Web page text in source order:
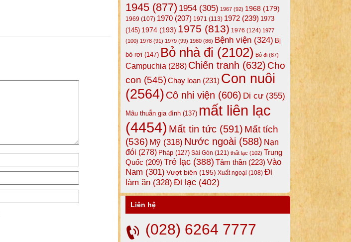
1945 (877) 1954 (305) 1967 (92) 1968 (179)
1969 (107) 1970 (207) 1971 (113) 1972 (239) 1973
(145) 1974 (193) 1975 (813) 1976 (124) 1977
(100) 1978 (91) 1979 (99) 1980 (86) Bệnh viện (324) Bị
bỏ rơi (147) Bỏ nhà đi (2102) Bỏ đi (87)
Campuchia (288) Chiến tranh (632) Cho
con (545)Chạy loạn (231) Con nuôi
(2564) Cô nhi viện (606) Di cư (355)
Mâu thuẫn gia đình (137) mất liên lạc
(4454) Mất tin tức (591) Mất tích
(536) Mỹ (318) Nước ngoài (588) Nạn
đói (278) Pháp (127) Sài Gòn (121) thất lạc (102) Trung
Quốc (209) Trẻ lạc (388) Tâm thần (223) Vào
Nam (301) Vượt biên (195) Xuất ngoại (108) Đi
làm ăn (328) Đi lạc (402)
Liên hệ
(028) 6264 7777